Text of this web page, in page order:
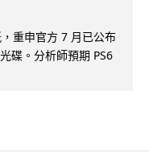
重申官方 7 月已公布
碟。分析師預期 PS6